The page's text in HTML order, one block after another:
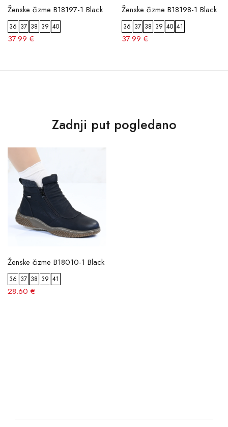
Ženske čizme B18197-1 Black
36 37 38 39 40
37.99 €
Ženske čizme B18198-1 Black
36 37 38 39 40 41
37.99 €
Zadnji put pogledano
Ženske čizme B18010-1 Black
36 37 38 39 41
28.60 €